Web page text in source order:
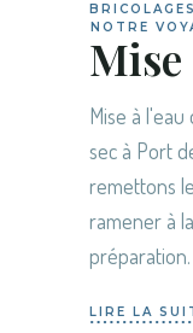
NOTRE
Mise
Mise à l'eau
sec à Port
remettons
ramener à
préparation.
LIRE LA